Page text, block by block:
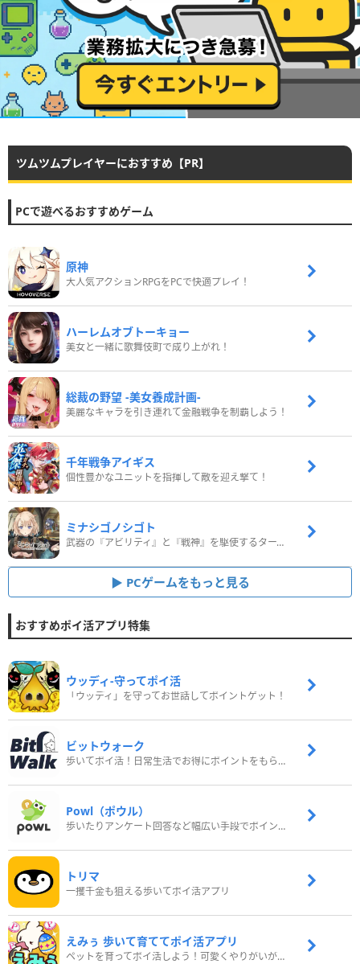
ツムツムプレイヤーにおすすめ【PR】
PCで遊べるおすすめゲーム
原神
大人気アクションRPGをPCで快適プレイ！
ハーレムオブトーキョー
美女と一緒に歌舞伎町で成り上がれ！
総裁の野望 -美女養成計画-
美麗なキャラを引き連れて金融戦争を制覇しよう！
千年戦争アイギス
個性豊かなユニットを指揮して敵を迎え撃て！
ミナシゴノシゴト
武器の『アビリティ』と『戦神』を駆使するターン制コマンドバトルRPG！
PCゲームをもっと見る
おすすめポイ活アプリ特集
ウッディ‐守ってポイ活
「ウッディ」を守ってお世話してポイントゲット！
ビットウォーク
歩いてポイ活！日常生活でお得にポイントをもらおう
Powl（ポウル）
歩いたりアンケート回答など幅広い手段でポイントをゲット
トリマ
一攫千金も狙える歩いてポイ活アプリ
えみぅ 歩いて育ててポイ活アプリ
ペットを育ってポイ活しよう！可愛くやりがいがある新感覚アプリ